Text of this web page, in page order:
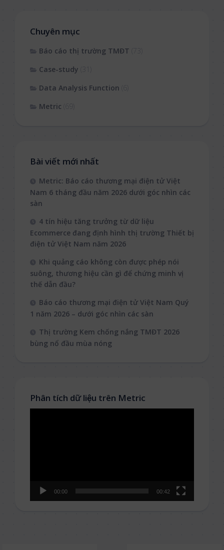
Chuyên mục
Báo cáo thị trường TMĐT
Case-study
Data Analysis Function
Metric
Bài viết mới nhất
Metric: Báo cáo thương mại điện tử Việt
Nam 6 tháng đầu năm 2026 dưới góc nhìn các
sàn
4 tín hiệu tăng trưởng từ dữ liệu
Ecommerce đang định hình thị trường Thiết bị
điện tử Việt Nam năm 2026
Khi quảng cáo không còn được phép nói
suông, thương hiệu cần gì để chứng minh vị
thế dẫn đầu?
Báo cáo thương mại điện tử Việt Nam Quý
1 năm 2026 – dưới góc nhìn các sàn
Thị trường Kem chống nắng TMĐT 2026
bùng nổ đầu mùa nóng
Phân tích dữ liệu trên Metric
00:00 00:42